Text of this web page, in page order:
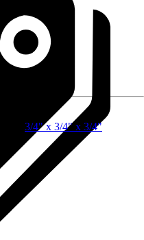
3/4" x 3/4" x 3/4"